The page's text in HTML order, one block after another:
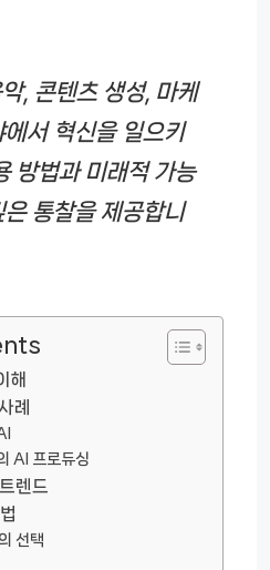
, 콘텐츠 생성, 마케
서 혁신을 일으키
방법과 미래적 가능
통찰을 제공합니
해
례
AI 프로듀싱
렌드
선택